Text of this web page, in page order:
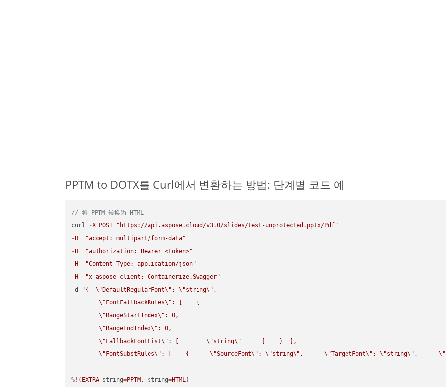
PPTM to DOTX를 Curl에서 변환하는 방법: 단계별 코드 예
// 将 PPTM 转换为 HTML
curl
-X POST
"https://api.aspose.cloud/v3.0/slides/test-unprotected.pptx/Pdf"
- H
"accept: multipart/form-data"
- H
"authorization: Bearer <token>"
- H
"Content-Type: application/json"
- H
"x-aspose-client: Containerize.Swagger"
-d "{ \" DefaultRegularFont\" : \"string\" ,
\" FontFallbackRules\" : [    {
\" RangeStartIndex\" : 0,
\" RangeEndIndex\" : 0,
\" FallbackFontList\" : [ \"string\"
      ]    }  ],
\" FontSubstRules\" : [    { \"SourceFont\" : \"string\" , \"TargetFont\" : \"string\" , \"
%! ( EXTRA string=PPTM , string=HTML